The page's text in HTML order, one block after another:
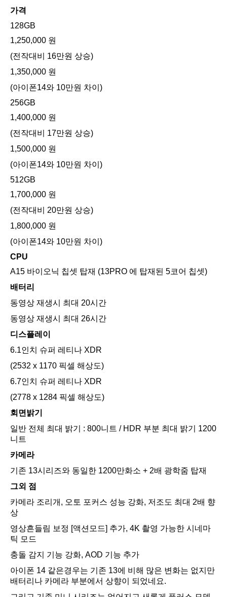
가격
128GB
1,250,000 원
(전작대비 16만원 상승)
1,350,000 원
(아이폰14와 10만원 차이)
256GB
1,400,000 원
(전작대비 17만원 상승)
1,500,000 원
(아이폰14와 10만원 차이)
512GB
1,700,000 원
(전작대비 20만원 상승)
1,800,000 원
(아이폰14와 10만원 차이)
CPU
A15 바이오닉 칩셋 탑재 (13PRO 에 탑재된 5코어 칩셋)
배터리
동영상 재생시 최대 20시간
동영상 재생시 최대 26시간
디스플레이
6.1인치 슈퍼 레티나 XDR
(2532 x 1170 픽셀 해상도)
6.7인치 슈퍼 레티나 XDR
(2778 x 1284 픽셀 해상도)
회면밝기
일반 전체 최대 밝기 : 800니트 / HDR 부분 최대 밝기 1200
니트
카메라
기존 13시리즈와 동일한 1200만화소 + 2배 광학줌 탑재
그외 점
카메라 조리개, 오토 포커스 성능 강화, 저조도 최대 2배 향
상
영상흔들림 보정 [액션모드] 추가, 4K 촬영 가능한 시네마
틱 모드
충돌 감지 기능 강화, AOD 기능 추가
아이폰 14 같은경우는 기존 13에 비해 많은 변화는 없지만
배터리나 카메라 부분에서 상향이 되었네요.